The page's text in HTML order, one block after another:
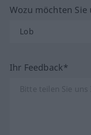
Wozu möchten Sie
Ihr Feedback*